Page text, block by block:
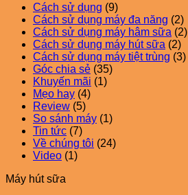
Cách sử dụng (9)
Cách sử dụng máy đa năng (2)
Cách sử dụng máy hâm sữa (2)
Cách sử dụng máy hút sữa (2)
Cách sử dụng máy tiệt trùng (3)
Góc chia sẻ (35)
Khuyến mãi (1)
Mẹo hay (4)
Review (5)
So sánh máy (1)
Tin tức (7)
Về chúng tôi (24)
Video (1)
Máy hút sữa